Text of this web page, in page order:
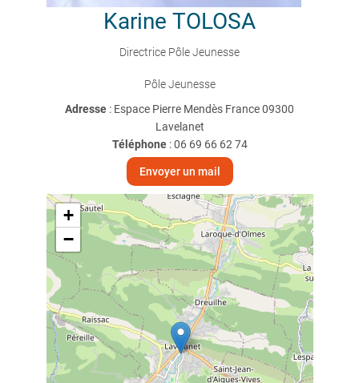
Karine TOLOSA
Directrice Pôle Jeunesse
Pôle Jeunesse
Adresse : Espace Pierre Mendès France 09300
Lavelanet
Téléphone:06 69 66 62 74
Envoyer un mail
+
−